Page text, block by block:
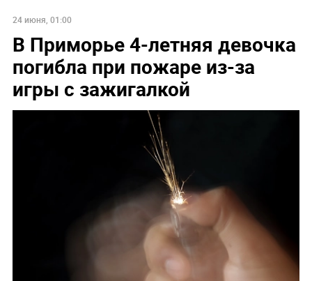
24 июня, 01:00
В Приморье 4-летняя девочка
погибла при пожаре из-за
игры с зажигалкой